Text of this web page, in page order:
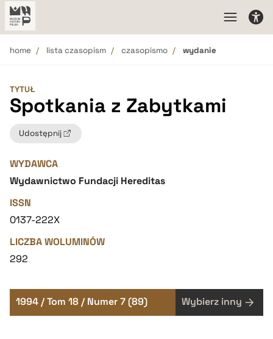
home lista czasopism czasopismo wydanie
TYTUŁ
Spotkania z Zabytkami
Udostępnij
WYDAWCA
Wydawnictwo Fundacji Hereditas
ISSN
0137-222X
LICZBA WOLUMINÓW
292
1994 / Tom 18 / Numer 7 (89) Wybierz inny